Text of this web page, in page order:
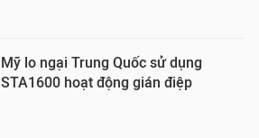
Mỹ lo ngại Trung Quốc sử dụng
STA1600 hoạt động gián điệp